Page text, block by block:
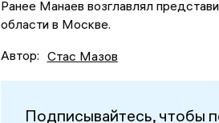
Ранее Манаев возглавлял
области в Москве.
Автор: Стас Мазов
Подписывайтесь, чтобы